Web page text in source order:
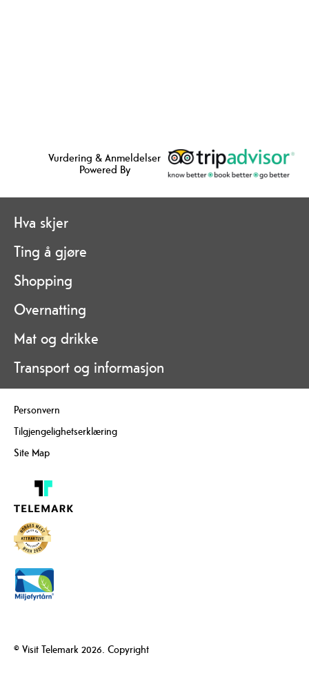
Vurdering & Anmeldelser
Powered By
Hva skjer
Ting å gjøre
Shopping
Overnatting
Mat og drikke
Transport og informasjon
Personvern
Tilgjengelighetserklæring
Site Map
© Visit Telemark 2026. Copyright